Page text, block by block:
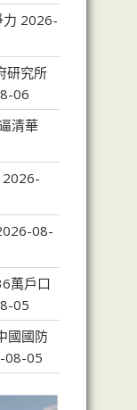
2026-
研究所
06
清華
2026-
08-
萬戶口
05
國國防
08-05